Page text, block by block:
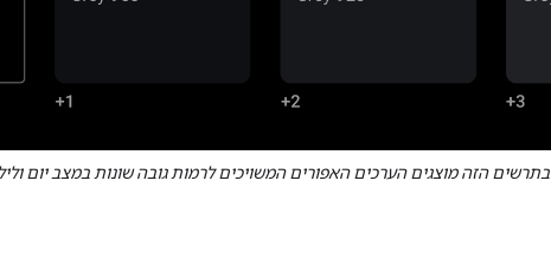
בתרשים הזה מוצגים הערכים האפורים המשויכים לרמות גובה שונות במצב יום